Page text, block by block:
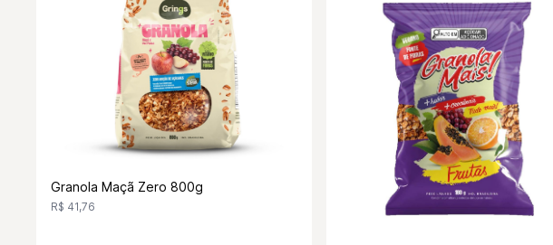
Granola Maçã Zero 800g
R$ 41,76